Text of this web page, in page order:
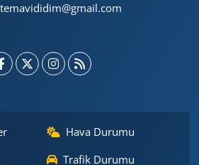
Hava Durumu
Trafik Durumu